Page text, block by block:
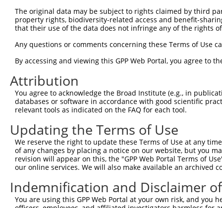
The original data may be subject to rights claimed by third
property rights, biodiversity-related access and benefit-
that their use of the data does not infringe any of the rights
Any questions or comments concerning these Terms of Use
By accessing and viewing this GPP Web Portal, you agree to
Attribution
You agree to acknowledge the Broad Institute (e.g., in
databases or software in accordance with good scientific
relevant tools as indicated on the FAQ for each tool.
Updating the Terms of Use
We reserve the right to update these Terms of Use at any
of any changes by placing a notice on our website, but you
revision will appear on this, the "GPP Web Portal Terms of
our online services. We will also make available an archived
Indemnification and Disclaimer
You are using this GPP Web Portal at your own risk, and